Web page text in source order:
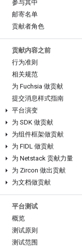
参与其中
邮寄名单
贡献者角色
贡献内容之前
行为准则
相关规范
为 Fuchsia 做贡献
提交消息样式指南
平台演变
为 SDK 做贡献
为组件框架做贡献
为 FIDL 做贡献
为 Netstack 贡献力量
为 Zircon 做出贡献
为文档做贡献
平台测试
概览
测试原则
测试范围